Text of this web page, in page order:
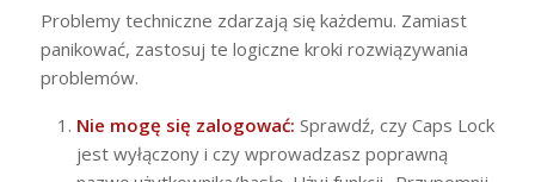
Problemy techniczne zdarzają się każdemu. Zamiast
panikować, zastosuj te logiczne kroki rozwiązywania
problemów.
Nie mogę się zalogować: Sprawdź, czy Caps Lock
jest wyłączony i czy wprowadzasz poprawną